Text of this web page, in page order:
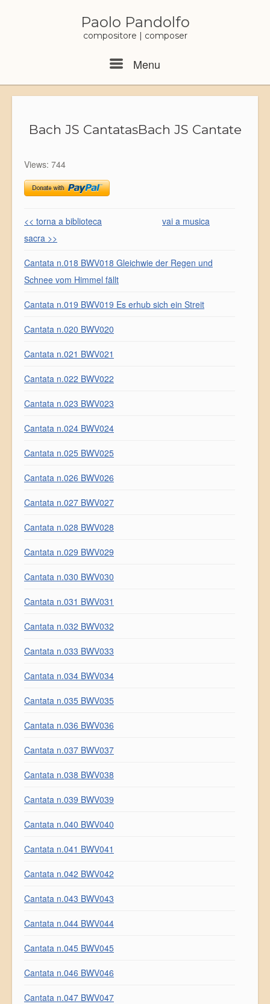
Paolo Pandolfo
compositore | composer
Menu
Bach JS CantatasBach JS Cantate
Views: 744
<< torna a biblioteca
vai a musica
sacra >>
Cantata n.018 BWV018 Gleichwie der Regen und
Schnee vom Himmel fällt
Cantata n.019 BWV019 Es erhub sich ein Streit
Cantata n.020 BWV020
Cantata n.021 BWV021
Cantata n.022 BWV022
Cantata n.023 BWV023
Cantata n.024 BWV024
Cantata n.025 BWV025
Cantata n.026 BWV026
Cantata n.027 BWV027
Cantata n.028 BWV028
Cantata n.029 BWV029
Cantata n.030 BWV030
Cantata n.031 BWV031
Cantata n.032 BWV032
Cantata n.033 BWV033
Cantata n.034 BWV034
Cantata n.035 BWV035
Cantata n.036 BWV036
Cantata n.037 BWV037
Cantata n.038 BWV038
Cantata n.039 BWV039
Cantata n.040 BWV040
Cantata n.041 BWV041
Cantata n.042 BWV042
Cantata n.043 BWV043
Cantata n.044 BWV044
Cantata n.045 BWV045
Cantata n.046 BWV046
Cantata n.047 BWV047